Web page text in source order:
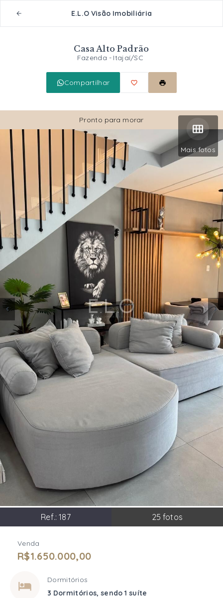
E.L.O Visão Imobiliária
Casa Alto Padrão
Fazenda - Itajaí/SC
Compartilhar
Mais fotos
Ref.:187 25 fotos
Pronto para morar
Venda
R$1.650.000,00
Dormitórios
3 Dormitórios, sendo 1 suíte